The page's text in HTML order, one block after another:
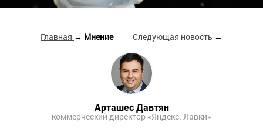
Главная → Мнение Следующая новость →
Арташес Давтян
коммерческий директор «Яндекс. Лавки»